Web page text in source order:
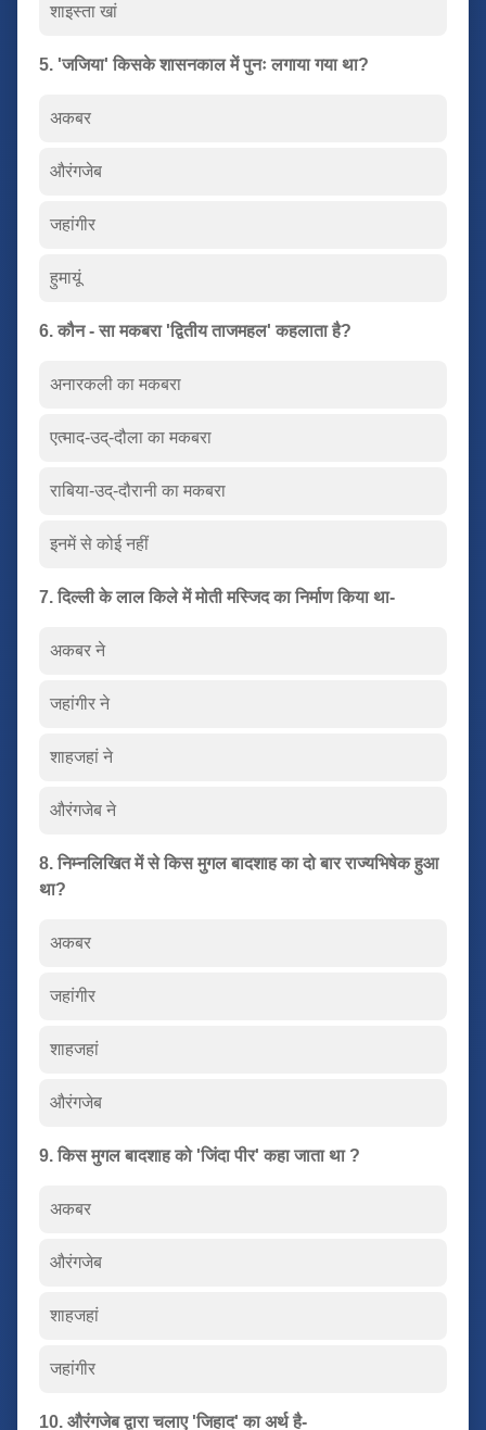
शाइस्ता खां
5. 'जजिया' किसके शासनकाल में पुनः लगाया गया था?
अकबर
औरंगजेब
जहांगीर
हुमायूं
6. कौन - सा मकबरा 'द्वितीय ताजमहल' कहलाता है?
अनारकली का मकबरा
एत्माद-उद्-दौला का मकबरा
राबिया-उद्-दौरानी का मकबरा
इनमें से कोई नहीं
7. दिल्ली के लाल किले में मोती मस्जिद का निर्माण किया था-
अकबर ने
जहांगीर ने
शाहजहां ने
औरंगजेब ने
8. निम्नलिखित में से किस मुगल बादशाह का दो बार राज्यभिषेक हुआ
था?
अकबर
जहांगीर
शाहजहां
औरंगजेब
9. किस मुगल बादशाह को 'जिंदा पीर' कहा जाता था ?
अकबर
औरंगजेब
शाहजहां
जहांगीर
10. औरंगजेब द्वारा चलाए 'जिहाद' का अर्थ है-